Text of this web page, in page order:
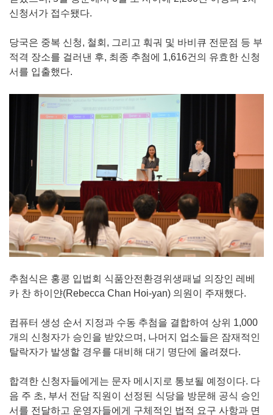
신청서가 접수됐다.
당국은 중복 신청, 철회, 그리고 훠궈 및 바비큐 전문점 등 부
적격 장소를 걸러낸 후, 최종 추첨에 1,616건의 유효한 신청
서를 입출했다.
추첨식은 홍콩 입법회 식품안전환경위생패널 의장인 레베
카 찬 하이얀(Rebecca Chan Hoi-yan) 의원이 주재했다.
컴퓨터 생성 순서 지정과 수동 추첨을 결합하여 상위 1,000
개의 신청자가 승인을 받았으며, 나머지 업소들은 잠재적인
탈락자가 발생할 경우를 대비해 대기 명단에 올려졌다.
합격한 신청자들에게는 문자 메시지로 통보될 예정이다. 다
음 주 초, 부서 전담 직원이 선정된 식당을 방문해 공식 승인
서를 전달하고 운영자들에게 구체적인 법적 요구 사항과 면